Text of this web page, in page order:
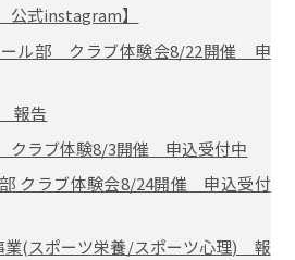
公式instagram】
ール部 クラブ体験会8/22開催 申
報告
クラブ体験8/3開催 申込受付中
クラブ体験会8/24開催 申込受付
(スポーツ栄養/スポーツ心理) 報